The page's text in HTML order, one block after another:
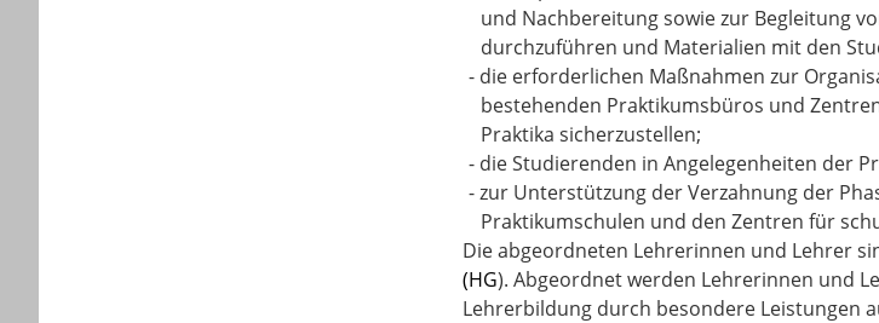
und Nachbereitung sowie zur Begleitung
durchzuführen und Materialien mit den
- die erforderlichen Maßnahmen zur
bestehenden Praktikumsbüros und
Praktika sicherzustellen;
- die Studierenden in Angelegenheiten der
-zur Unterstützung der Verzahnung der
Praktikumschulen und den Zentren für
Die abgeordneten Lehrerinnen und Lehrer
(HG). Abgeordnet werden Lehrerinnen und
Lehrerbildung durch besondere Leistungen